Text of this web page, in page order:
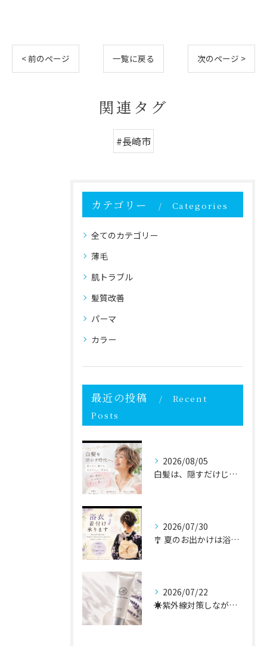
< 前のページ 一覧に戻る 次のページ >
関連タグ
#長崎市
カテゴリー Categories
全てのカテゴリー
薄毛
肌トラブル
髪質改善
パーマ
カラー
最近の投稿
Recent
Posts
2026/08/05
白髪は、隠すだけじゃなく自分らしく活かす時代へ✨
2026/07/30
🎐 夏のお出かけは浴衣で🎐
2026/07/22
☀️紫外線対策しながら、毎日のスキンケアを。